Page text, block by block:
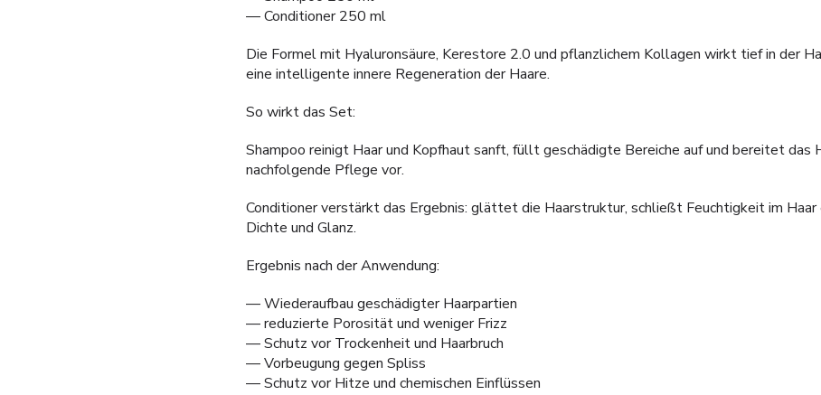
— Conditioner 250 ml
Die Formel mit Hyaluronsäure, Kerestore 2.0 und pflanzlichem Kollagen wirkt tief in der
eine intelligente innere Regeneration der Haare.
So wirkt das Set:
Shampoo reinigt Haar und Kopfhaut sanft, füllt geschädigte Bereiche auf und bereitet das
nachfolgende Pflege vor.
Conditioner verstärkt das Ergebnis: glättet die Haarstruktur, schließt Feuchtigkeit im Haar
Dichte und Glanz.
Ergebnis nach der Anwendung:
— Wiederaufbau geschädigter Haarpartien
— reduzierte Porosität und weniger Frizz
— Schutz vor Trockenheit und Haarbruch
— Vorbeugung gegen Spliss
— Schutz vor Hitze und chemischen Einflüssen